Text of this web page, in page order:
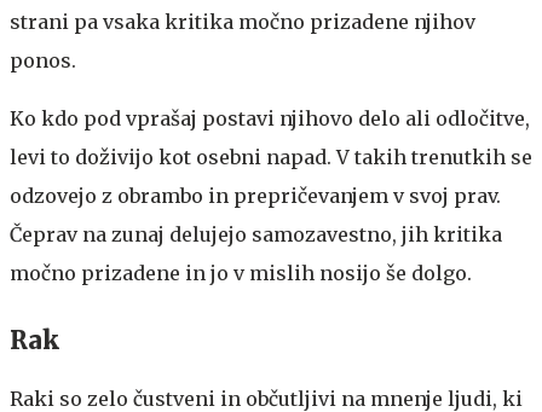
strani pa vsaka kritika močno prizadene njihov
ponos.
Ko kdo pod vprašaj postavi njihovo delo ali odločitve,
levi to doživijo kot osebni napad. V takih trenutkih se
odzovejo z obrambo in prepričevanjem v svoj prav.
Čeprav na zunaj delujejo samozavestno, jih kritika
močno prizadene in jo v mislih nosijo še dolgo.
Rak
Raki so zelo čustveni in občutljivi na mnenje ljudi, ki